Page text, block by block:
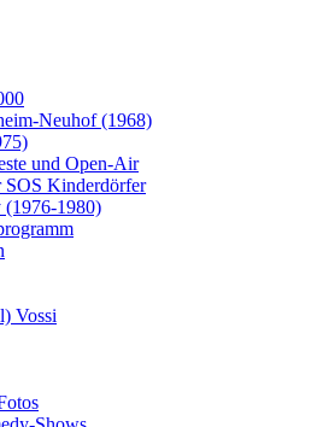
Neuhof (1968)
und Open-Air
SOS Kinderdörfer
(1976-1980)
Vossi